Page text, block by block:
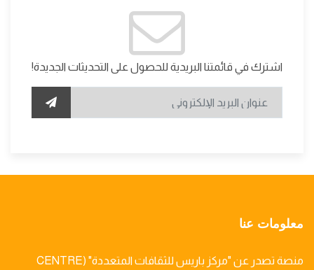
اشترك في قائمتنا البريدية للحصول على التحديثات الجديدة!
معلومات عنا
منصة تصدر عن "مركز باريس للثقافات المتعددة" (CENTRE